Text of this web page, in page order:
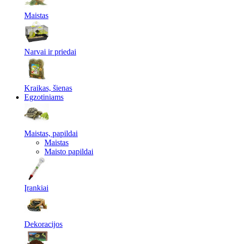
Maistas
Narvai ir priedai
Kraikas, šienas
Egzotiniams
Maistas, papildai
Maistas
Maisto papildai
Įrankiai
Dekoracijos